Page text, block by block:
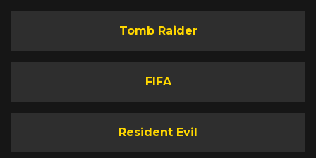
Tomb Raider
FIFA
Resident Evil